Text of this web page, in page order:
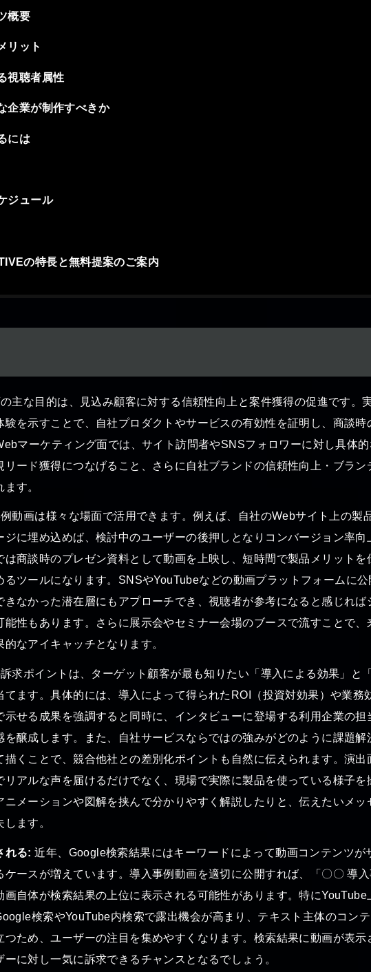
概要
リット
視聴者属性
企業が制作すべきか
には
ジュール
の特長と無料提案のご案内
主な目的は、見込み顧客に対する信頼性向上と案件獲得の促進です。
を示すことで、自社プロダクトやサービスの有効性を証明し、商談時
マーケティング面では、サイト訪問者やSNSフォロワーに対し具体的
ード獲得につなげること、さらに自社ブランドの信頼性向上・ブラン
す。
動画は様々な場面で活用できます。例えば、自社のWebサイト上の製
に埋め込めば、検討中のユーザーの後押しとなりコンバージョン率向
商談時のプレゼン資料として動画を上映し、短時間で製品メリットを
るツールになります。SNSやYouTubeなどの動画プラットフォームに公
きなかった潜在層にもアプローチでき、視聴者が参考になると感じれば
能性もあります。さらに展示会やセミナー会場のブースで流すことで、
なアイキャッチとなります。
求ポイントは、ターゲット顧客が最も知りたい「導入による効果」と
てます。具体的には、導入によって得られたROI（投資対効果）や業務
示せる成果を強調すると同時に、インタビューに登場する利用企業の担
醸成します。また、自社サービスならではの強みがどのように課題解
描くことで、競合他社との差別化ポイントも自然に伝えられます。演出
リアルな声を届けるだけでなく、現場で実際に製品を使っている様子を
ニメーションや図解を挟んで分かりやすく解説したりと、伝えたいメッ
ます。
れる: 近年、Google検索結果にはキーワードによって動画コンテンツが
ケースが増えています。導入事例動画を適切に公開すれば、「〇〇 導
自体が検索結果の上位に表示される可能性があります。特にYouTube
検索やYouTube内検索で露出機会が高まり、テキスト主体のコン
つため、ユーザーの注目を集めやすくなります。検索結果に動画が表示
に対し一気に訴求できるチャンスとなるでしょう。